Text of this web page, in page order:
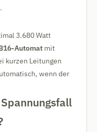
3.680 Watt
Automat mit
kurzen Leitungen
wenn der